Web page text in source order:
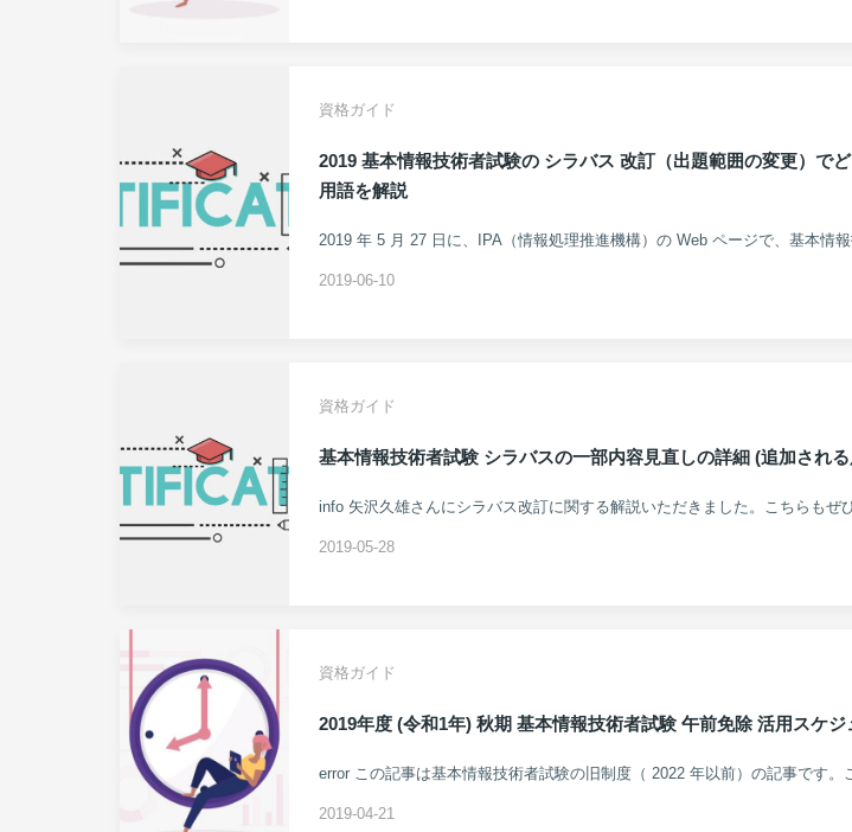
資格ガイド
2019 基本情報技術者試験の シラバス 改訂（出題範囲の変更）で
用語を解説
2019 年 5 月 27 日に、IPA（情報処理推進機構）の Web ページで、基本情
2019-06-10
資格ガイド
基本情報技術者試験 シラバスの一部内容見直しの詳細 (追加され
info 矢沢久雄さんにシラバス改訂に関する解説いただきました。こちらもぜ
2019-05-28
資格ガイド
2019年度 (令和1年) 秋期 基本情報技術者試験 午前免除 活用スケジ
error この記事は基本情報技術者試験の旧制度（ 2022 年以前）の記事です。
2019-04-21